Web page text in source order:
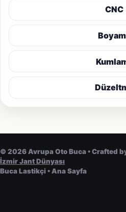
CNC
© 2026Avrupa Oto Buca • Crafted
İzmir Jant Dünyası
Buca Lastikçi•Ana Sayfa